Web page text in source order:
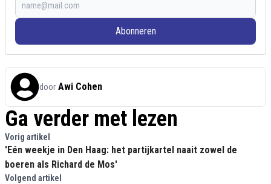
Abonneren
door Awi Cohen
Ga verder met lezen
Vorig artikel
'Eén weekje in Den Haag: het partijkartel naait zowel de
boeren als Richard de Mos'
Volgend artikel